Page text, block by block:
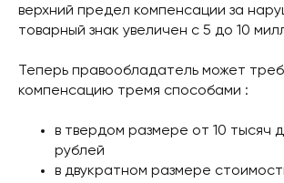
верхний предел компенсации за
товарный знак увеличен с 5 до 10
Теперь правообладатель может
компенсацию тремя способами :
в твердом размере от 10 тысяч
рублей
в двукратном размере